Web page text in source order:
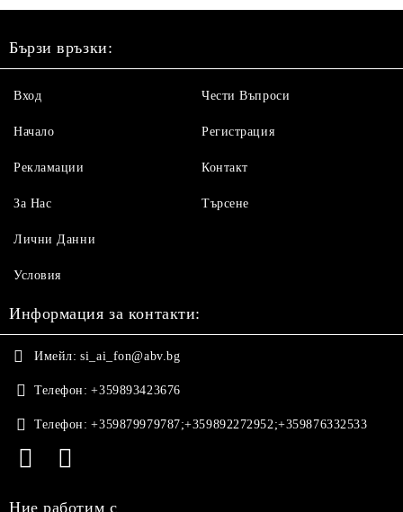
Бързи връзки:
Вход
Начало
Рекламации
За Нас
Чести Въпроси
Регистрация
Контакт
Търсене
Лични Данни
Условия
Информация за контакти:
Имейл: si_ai_fon@abv.bg
Телефон: +359893423676
Телефон: +359879979787;+359892272952;+359876332533
Ние работим с